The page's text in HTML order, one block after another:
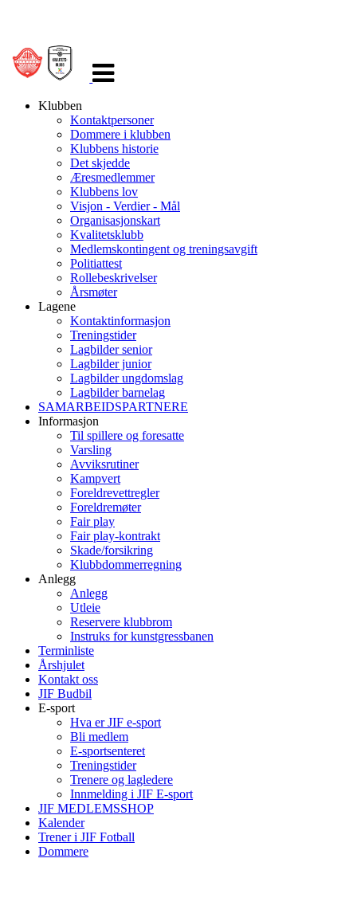
navigasjon
Klubben
Kontaktpersoner
Dommere i klubben
Klubbens historie
Det skjedde
Æresmedlemmer
Klubbens lov
Visjon - Verdier - Mål
Organisasjonskart
Kvalitetsklubb
Medlemskontingent og treningsavgift
Politiattest
Rollebeskrivelser
Årsmøter
Lagene
Kontaktinformasjon
Treningstider
Lagbilder senior
Lagbilder junior
Lagbilder ungdomslag
Lagbilder barnelag
SAMARBEIDSPARTNERE
Informasjon
Til spillere og foresatte
Varsling
Avviksrutiner
Kampvert
Foreldrevettregler
Foreldremøter
Fair play
Fair play-kontrakt
Skade/forsikring
Klubbdommerregning
Anlegg
Anlegg
Utleie
Reservere klubbrom
Instruks for kunstgressbanen
Terminliste
Årshjulet
Kontakt oss
JIF Budbil
E-sport
Hva er JIF e-sport
Bli medlem
E-sportsenteret
Treningstider
Trenere og lagledere
Innmelding i JIF E-sport
JIF MEDLEMSSHOP
Kalender
Trener i JIF Fotball
Dommere